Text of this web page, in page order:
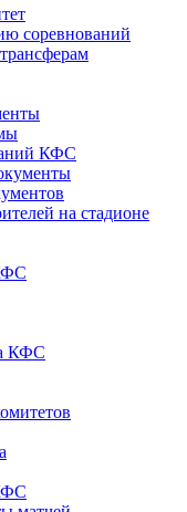
соревнований
КФС
на стадионе
КФС